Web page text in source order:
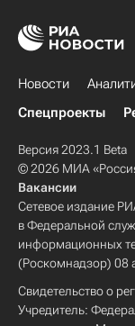
Новости
Спецпроекты
Версия 2023.1 Beta
© 2026 МИА
Вакансии
Сетевое издание
в Федеральной
информационных
(Роскомнадзор) 08
Свидетельство о
Учредитель: